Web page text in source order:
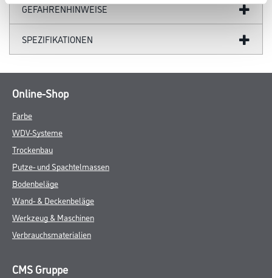
GEFAHRENHINWEISE
SPEZIFIKATIONEN
Online-Shop
Farbe
WDV-Systeme
Trockenbau
Putze- und Spachtelmassen
Bodenbeläge
Wand- & Deckenbeläge
Werkzeug & Maschinen
Verbrauchsmaterialien
CMS Gruppe